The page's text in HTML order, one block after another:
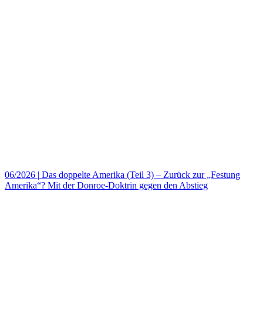
06/2026 | Das doppelte Amerika (Teil 3) – Zurück zur „Festung
Amerika“? Mit der Donroe-Doktrin gegen den Abstieg